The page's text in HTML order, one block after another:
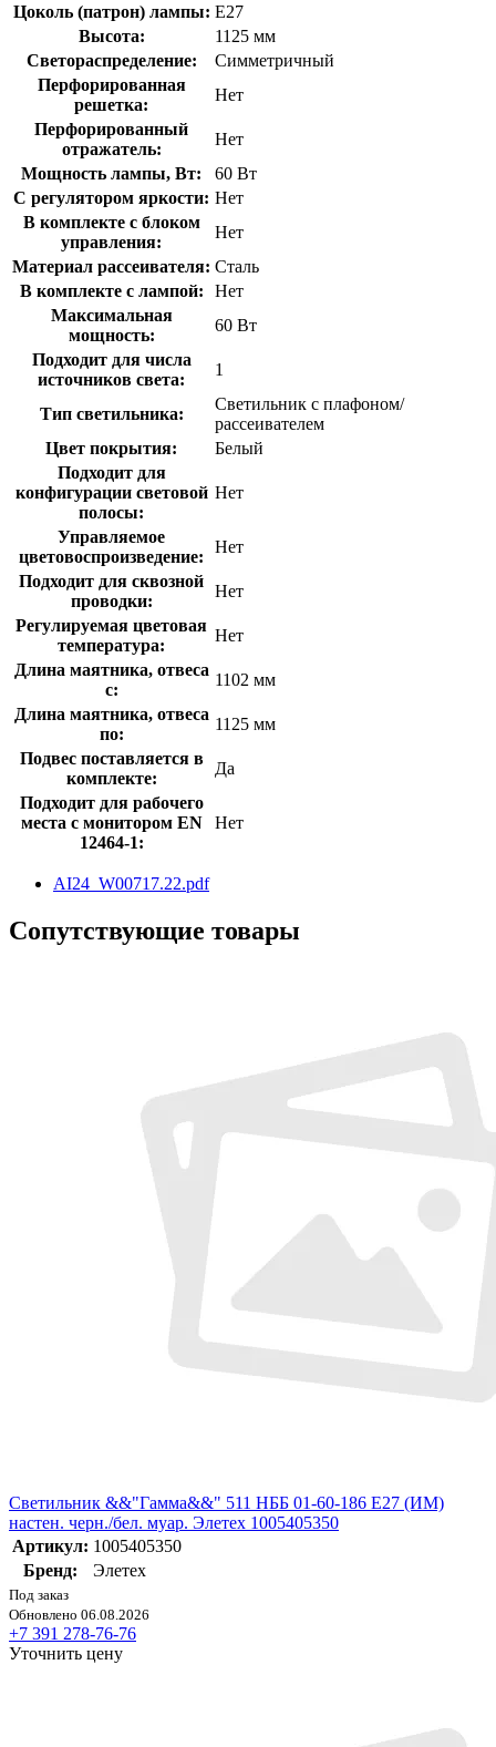
Цоколь (патрон) лампы: E27
Высота:
1125 мм
Светораспределение:
Симметричный
Перфорированная
решетка:
Нет
Перфорированный
отражатель:
Нет
Мощность лампы, Вт:
60 Вт
С регулятором яркости: Нет
В комплекте с блоком
управления:
Нет
Материал рассеивателя: Сталь
В комплекте с лампой:
Нет
Максимальная
мощность:
60 Вт
Подходит для числа
источников света:
1
Тип светильника:
Светильник с плафоном/
рассеивателем
Цвет покрытия:
Белый
Подходит для
конфигурации световой
полосы:
Нет
Управляемое
цветовоспроизведение:
Нет
Подходит для сквозной
проводки:
Нет
Регулируемая цветовая
температура:
Нет
Длина маятника, отвеса
с:
1102 мм
Длина маятника, отвеса
по:
1125 мм
Подвес поставляется в
комплекте:
Да
Подходит для рабочего
места с монитором EN
12464-1:
Нет
AI24_W00717.22.pdf
Сопутствующие товары
Светильник &&"Гамма&&" 511 НББ 01-60-186 E27 (ИМ)
настен. черн./бел. муар. Элетех 1005405350
Артикул: 1005405350
Бренд:
Элетех
Под заказ
Обновлено 06.08.2026
+7 391 278-76-76
Уточнить цену